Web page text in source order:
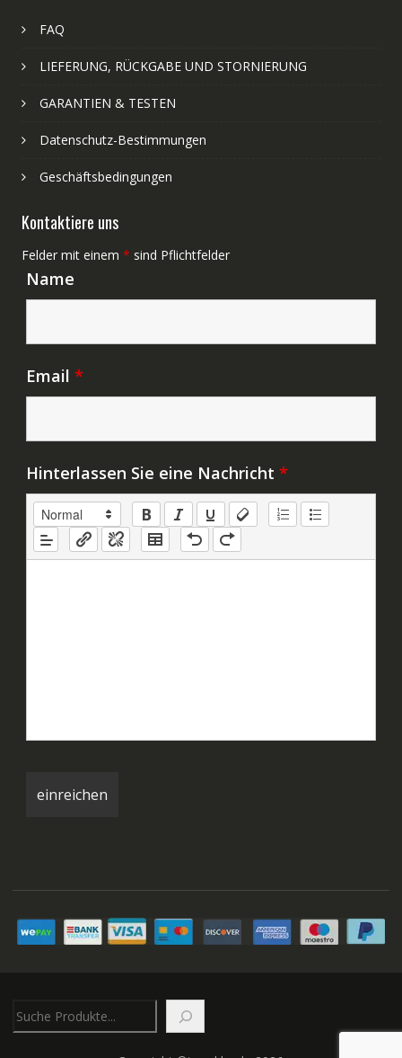
FAQ
LIEFERUNG, RÜCKGABE UND STORNIERUNG
GARANTIEN & TESTEN
Datenschutz-Bestimmungen
Geschäftsbedingungen
Kontaktiere uns
Felder mit einem * sind Pflichtfelder
Name
Email *
Hinterlassen Sie eine Nachricht *